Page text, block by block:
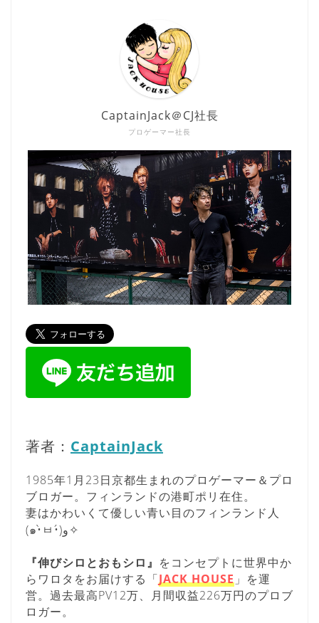
プロゲーマー社長
CaptainJack＠CJ社長
著者： CaptainJack
1985年1月23日京都生まれのプロゲーマー＆プロ
ブロガー。フィンランドの港町ポリ在住。
妻はかわいくて優しい青い目のフィンランド人
(๑•̀ㅂ•́)و✧
『伸びシロとおもシロ』 をコンセプトに世界中か
らワロタをお届けする「JACK HOUSE 」を運
営。過去最高PV12万、月間収益226万円のプロブ
ロガー。